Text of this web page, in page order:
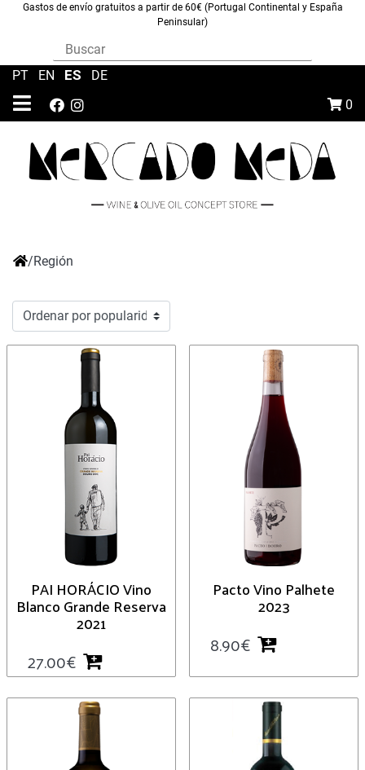
Gastos de envío gratuitos a partir de 60€ (Portugal Continental y España
Peninsular)
0
PT EN ES DE
/Región
PAI HORÁCIO Vino
Blanco Grande Reserva
2021
27.00€
Pacto Vino Palhete
2023
8.90€